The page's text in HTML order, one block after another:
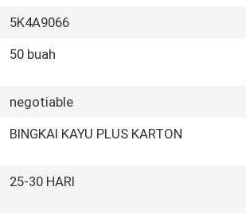
5K4A9066
50 buah
negotiable
BINGKAI KAYU PLUS KARTON
25-30 HARI